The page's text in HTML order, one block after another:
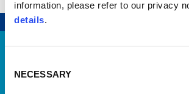
information, please refer to our privacy
details.
Selection
NECESSARY
VESPA DALÌ
MILITARE (VMA1T)